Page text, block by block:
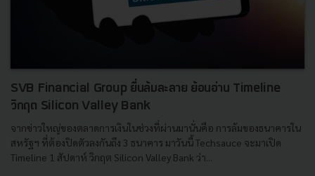
SVB Financial Group ยื่นล้มละลาย ย้อนอ่าน Timeline
วิกฤต Silicon Valley Bank
จากข่าวใหญ่ของตลาดการเงินในช่วงที่ผ่านมานั่นคือ การล้มของธนาคารใน
สหรัฐฯ ที่ต้องปิดตัวลงกันถึง 3 ธนาคาร มาวันนี้ Techsauce จะมาเปิด
Timeline 1 สัปดาห์ วิกฤต Silicon Valley Bank ว่า...